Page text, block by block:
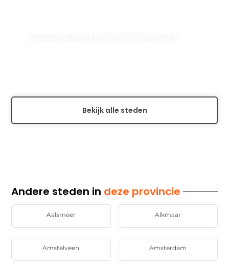
Bekijk alle steden
Andere steden in deze provincie
Aalsmeer Alkmaar
Amstelveen Amsterdam